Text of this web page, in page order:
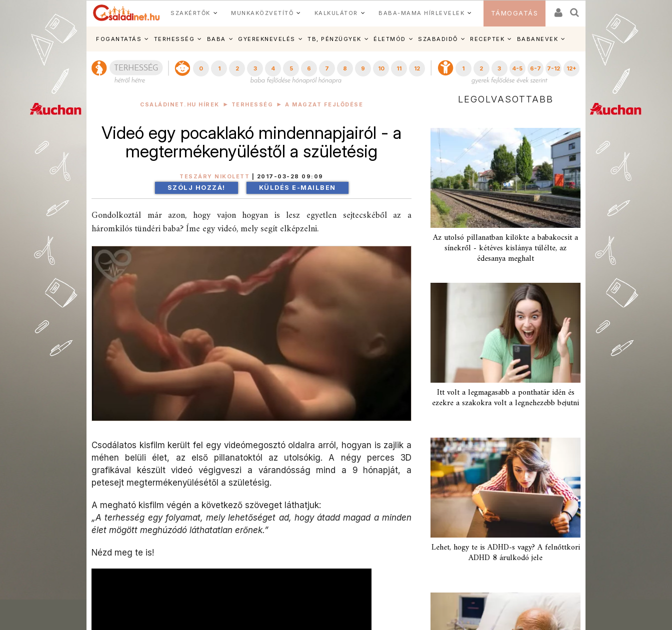
SZAKÉRTŐK MUNKAKÖZVETÍTŐ KALKULÁTOR BABA-MAMA HÍRLEVELEK TÁMOGATÁS
FOGANTATÁS TERHESSÉG BABA GYEREKNEVELÉS TB, PÉNZÜGYEK ÉLETMÓD SZABADIDŐ RECEPTEK BABANEVEK
0 1 2 3 4 5 6 7 8 9 10 11 12 1 2 3 4-5 6-7 7-12 12+
CSALÁDINET.HU HÍREK TERHESSÉG A MAGZAT FEJLŐDÉSE
Videó egy pocaklakó mindennapjairól - a
megtermékenyüléstől a születésig
TESZÁRY NIKOLETT 2017-03-28 09:09
SZÓLJ HOZZÁ! KÜLDÉS E-MAILBEN
Gondolkoztál már azon, hogy vajon hogyan is lesz egyetlen sejtecskéből az a
háromkilós tündéri baba? Íme egy videó, mely segít elképzelni.
Csodálatos kisfilm került fel egy videómegosztó oldalra arról, hogyan is zajlik a
méhen belüli élet, az első pillanatoktól az utolsókig. A négy perces 3D
grafikával készült videó végigveszi a várandósság mind a 9 hónapját, a
petesejt megtermékenyülésétől a születésig.
A megható kisfilm végén a következő szöveget láthatjuk:
„A terhesség egy folyamat, mely lehetőséget ad, hogy átadd magad a minden
élet mögött meghúzódó láthatatlan erőnek.”
Nézd meg te is!
LEGOLVASOTTABB
Az utolsó pillanatban kilökte a babakocsit a
sínekről - kétéves kislánya túlélte, az
édesanya meghalt
Itt volt a legmagasabb a ponthatár idén és
ezekre a szakokra volt a legnehezebb bejutni
Lehet, hogy te is ADHD-s vagy? A felnőttkori
ADHD 8 árulkodó jele